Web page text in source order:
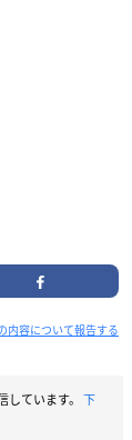
内容について報告する
ています。 下